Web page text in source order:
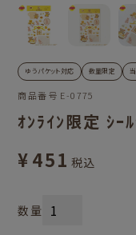
ゆうパケット対応 数量限定
商品番号 E-0775
ｵﾝﾗｲﾝ限定 ｼｰ
¥451 税込